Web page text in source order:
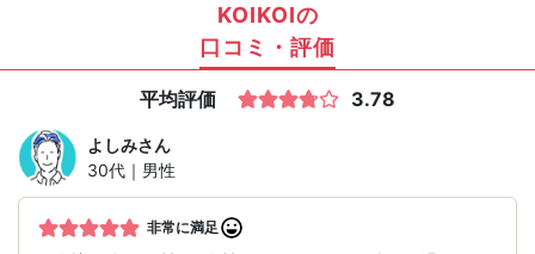
KOIKOIの
口コミ・評価
平均評価 3.78
よしみさん
30代｜男性
非常に満足